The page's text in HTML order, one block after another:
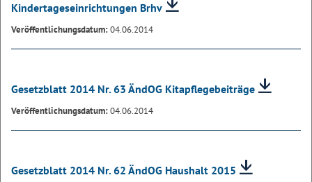
Kindertageseinrichtungen Brhv
Veröffentlichungsdatum:04.06.2014
Gesetzblatt 2014 Nr. 63 ÄndOG Kitapflegebeiträge
Veröffentlichungsdatum:04.06.2014
Gesetzblatt 2014 Nr. 62 ÄndOG Haushalt 2015